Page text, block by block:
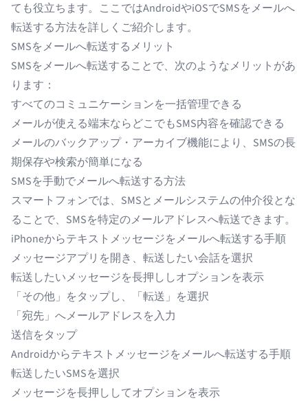
ても役立ちます。ここではAndroidやiOSでSMSをメールへ
転送する方法を詳しくご紹介します。
SMSをメールへ転送するメリット
SMSをメールへ転送することで、次のようなメリットがあ
ります：
すべてのコミュニケーションを一括管理できる
メールが使える端末ならどこでもSMS内容を確認できる
メールのバックアップ・アーカイブ機能により、SMSの長
期保存や検索が簡単になる
SMSを手動でメールへ転送する方法
スマートフォンでは、SMSとメールシステムの仲介役とな
ることで、SMSを特定のメールアドレスへ転送できます。
iPhoneからテキストメッセージをメールへ転送する手順
メッセージアプリを開き、転送したい会話を選択
転送したいメッセージを長押ししオプションを表示
「その他」をタップし、「転送」を選択
「宛先」へメールアドレスを入力
送信をタップ
Androidからテキストメッセージをメールへ転送する手順
転送したいSMSを選択
メッセージを長押ししてオプションを表示